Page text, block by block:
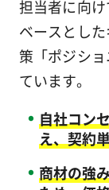
担当者に向
ベースとし
策「ポジシ
ています。
自社コン
え、契約
商材の強